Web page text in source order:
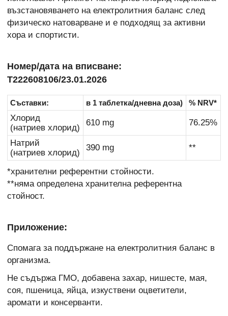
възстановяването на електролитния баланс след
физическо натоварване и е подходящ за активни
хора и спортисти.
Номер/дата на вписване:
Т222608106/23.01.2026
Съставки: в 1 таблетка/дневна доза) % NRV*
Хлорид
(натриев хлорид)
610 mg 76.25%
Натрий
(натриев хлорид)
390 mg **
*хранителни референтни стойности.
**няма определена хранителна референтна
стойност.
Приложение:
Спомага за поддържане на електролитния баланс в
организма.
Не съдържа ГМО, добавена захар, нишесте, мая,
соя, пшеница, яйца, изкуствени оцветители,
аромати и консерванти.